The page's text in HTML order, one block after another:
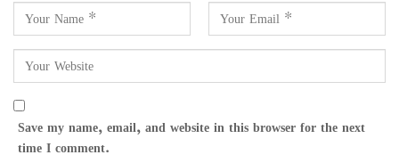
Save my name, email, and website in this browser for the next
time I comment.